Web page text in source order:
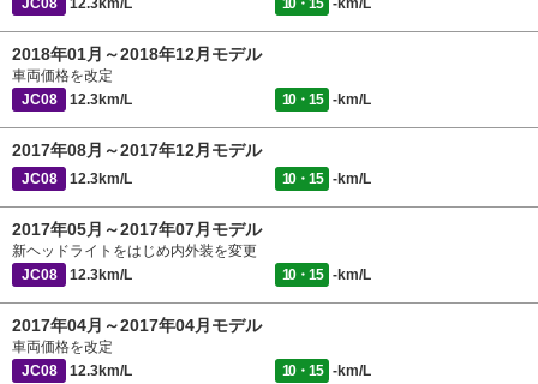
JC08
12.3km/L 10・15 -km/L
2018年01月～2018年12月モデル
車両価格を改定
JC08
12.3km/L 10・15 -km/L
2017年08月～2017年12月モデル
JC08 12.3km/L 10・15 -km/L
2017年05月～2017年07月モデル
新ヘッドライトをはじめ内外装を変更
JC08
12.3km/L 10・15 -km/L
2017年04月～2017年04月モデル
車両価格を改定
JC08
12.3km/L 10・15 -km/L